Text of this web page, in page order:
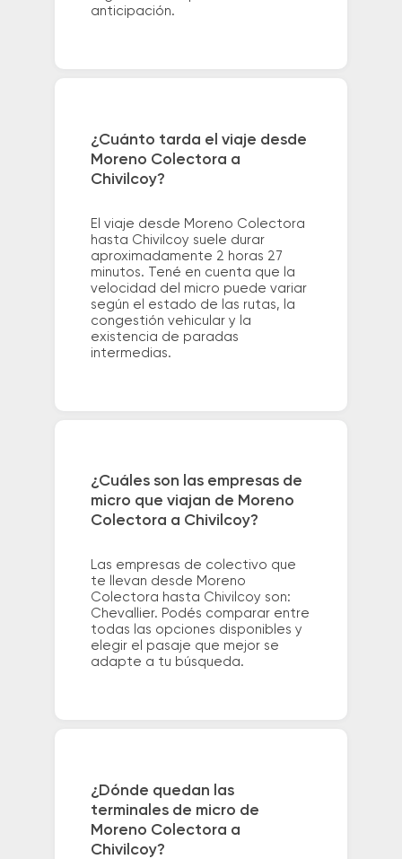
anticipación.
¿Cuánto tarda el viaje desde
Moreno Colectora a
Chivilcoy?
El viaje desde Moreno Colectora
hasta Chivilcoy suele durar
aproximadamente 2 horas 27
minutos. Tené en cuenta que la
velocidad del micro puede variar
según el estado de las rutas, la
congestión vehicular y la
existencia de paradas
intermedias.
¿Cuáles son las empresas de
micro que viajan de Moreno
Colectora a Chivilcoy?
Las empresas de colectivo que
te llevan desde Moreno
Colectora hasta Chivilcoy son:
Chevallier. Podés comparar entre
todas las opciones disponibles y
elegir el pasaje que mejor se
adapte a tu búsqueda.
¿Dónde quedan las
terminales de micro de
Moreno Colectora a
Chivilcoy?